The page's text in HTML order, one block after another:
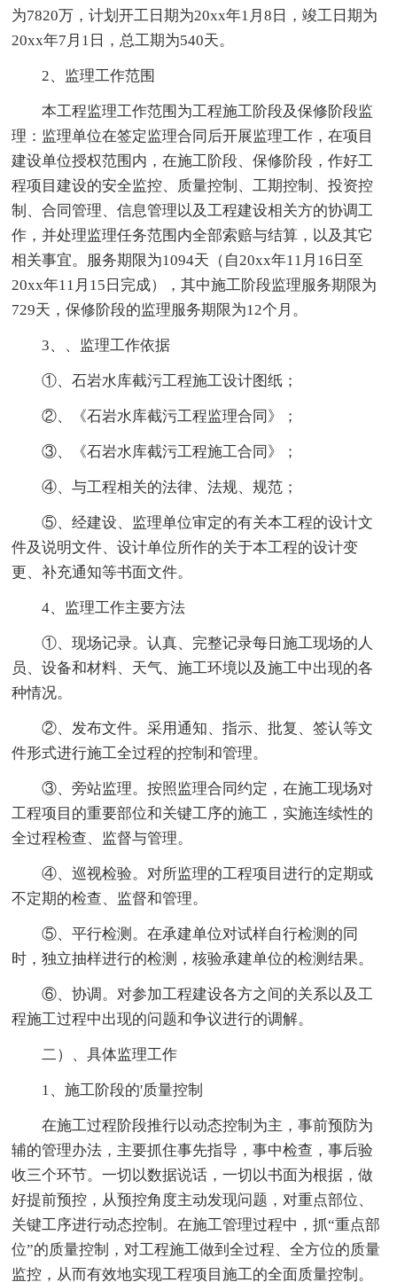
为7820万，计划开工日期为20xx年1月8日，竣工日期为
20xx年7月1日，总工期为540天。
2、监理工作范围
本工程监理工作范围为工程施工阶段及保修阶段监
理：监理单位在签定监理合同后开展监理工作，在项目
建设单位授权范围内，在施工阶段、保修阶段，作好工
程项目建设的安全监控、质量控制、工期控制、投资控
制、合同管理、信息管理以及工程建设相关方的协调工
作，并处理监理任务范围内全部索赔与结算，以及其它
相关事宜。服务期限为1094天（自20xx年11月16日至
20xx年11月15日完成），其中施工阶段监理服务期限为
729天，保修阶段的监理服务期限为12个月。
3、、监理工作依据
①、石岩水库截污工程施工设计图纸；
②、《石岩水库截污工程监理合同》；
③、《石岩水库截污工程施工合同》；
④、与工程相关的法律、法规、规范；
⑤、经建设、监理单位审定的有关本工程的设计文
件及说明文件、设计单位所作的关于本工程的设计变
更、补充通知等书面文件。
4、监理工作主要方法
①、现场记录。认真、完整记录每日施工现场的人
员、设备和材料、天气、施工环境以及施工中出现的各
种情况。
②、发布文件。采用通知、指示、批复、签认等文
件形式进行施工全过程的控制和管理。
③、旁站监理。按照监理合同约定，在施工现场对
工程项目的重要部位和关键工序的施工，实施连续性的
全过程检查、监督与管理。
④、巡视检验。对所监理的工程项目进行的定期或
不定期的检查、监督和管理。
⑤、平行检测。在承建单位对试样自行检测的同
时，独立抽样进行的检测，核验承建单位的检测结果。
⑥、协调。对参加工程建设各方之间的关系以及工
程施工过程中出现的问题和争议进行的调解。
二）、具体监理工作
1、施工阶段的'质量控制
在施工过程阶段推行以动态控制为主，事前预防为
辅的管理办法，主要抓住事先指导，事中检查，事后验
收三个环节。一切以数据说话，一切以书面为根据，做
好提前预控，从预控角度主动发现问题，对重点部位、
关键工序进行动态控制。在施工管理过程中，抓“重点部
位”的质量控制，对工程施工做到全过程、全方位的质量
监控，从而有效地实现工程项目施工的全面质量控制。